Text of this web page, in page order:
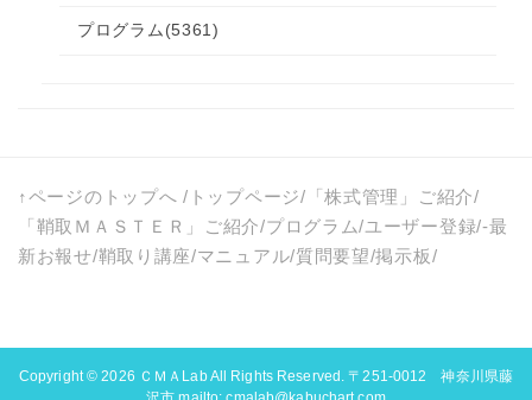
プログラム (5361)
↑ページのトップへ / トップページ/ 「株式管理」ご紹介/
「鞘取ＭＡＳＴＥＲ」ご紹介/プログラム/ユーザー登録/-最
新お報せ/鞘取り講座/マニュアル/質問要望/掲示板/
Copyright © 2026 ＣＭＡLabAll Rights Reserved. 〒251-0012 神奈川県藤